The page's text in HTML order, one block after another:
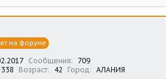
на форуме
Сообщения
709
338 Возраст 42 Город АЛАНИЯ